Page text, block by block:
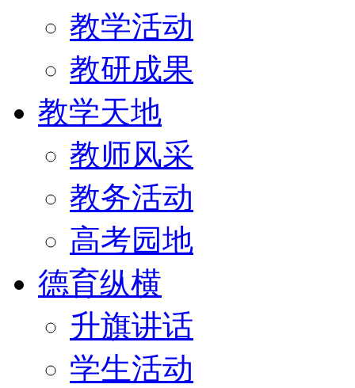
教学活动
教研成果
教学天地
教师风采
教务活动
高考园地
德育纵横
升旗讲话
学生活动